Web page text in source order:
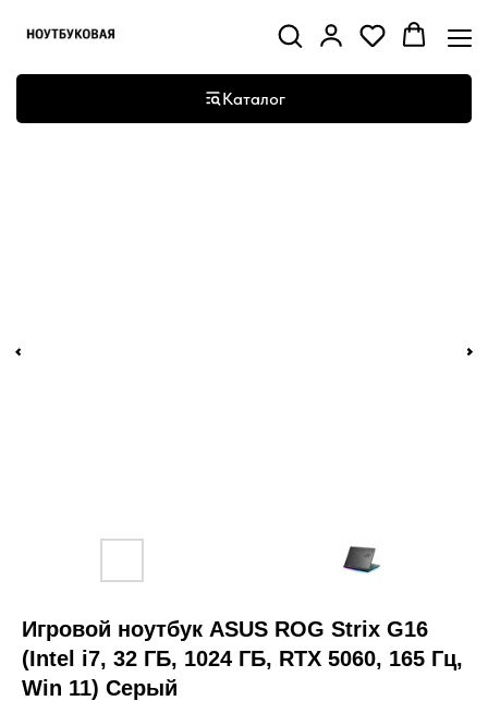
Каталог
Игровой ноутбук ASUS ROG Strix G16
(Intel i7, 32 ГБ, 1024 ГБ, RTX 5060, 165 Гц,
Win 11) Серый